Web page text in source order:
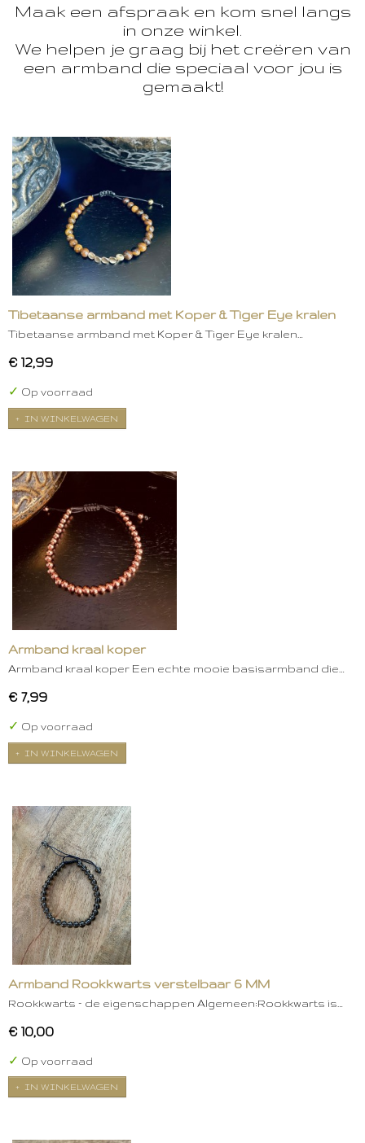
Maak een afspraak en kom snel langs
in onze winkel.
We helpen je graag bij het creëren van
een armband die speciaal voor jou is
gemaakt!
Tibetaanse armband met Koper & Tiger Eye kralen
Tibetaanse armband met Koper & Tiger Eye kralen…
€ 12,99
✓ Op voorraad
IN WINKELWAGEN
Armband kraal koper
Armband kraal koper Een echte mooie basisarmband die…
€ 7,99
✓ Op voorraad
IN WINKELWAGEN
Armband Rookkwarts verstelbaar 6 MM
Rookkwarts – de eigenschappen Algemeen:Rookkwarts is…
€ 10,00
✓ Op voorraad
IN WINKELWAGEN